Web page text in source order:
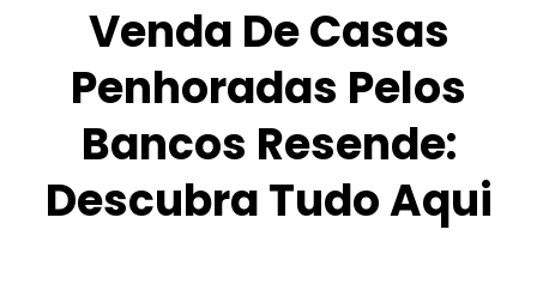
Venda De Casas
Penhoradas Pelos
Bancos Resende:
Descubra Tudo Aqui